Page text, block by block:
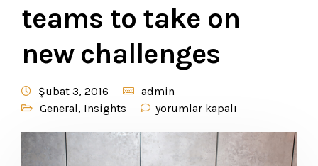
teams to take on
new challenges
Şubat 3, 2016
admin
General, Insights yorumlar kapalı